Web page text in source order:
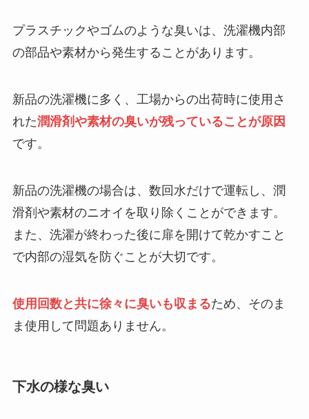
プラスチックやゴムのような臭いは、洗濯機内部
の部品や素材から発生することがあります。
新品の洗濯機に多く、工場からの出荷時に使用さ
れた潤滑剤や素材の臭いが残っていることが原因
です。
新品の洗濯機の場合は、数回水だけで運転し、潤
滑剤や素材のニオイを取り除くことができます。
また、洗濯が終わった後に扉を開けて乾かすこと
で内部の湿気を防ぐことが大切です。
使用回数と共に徐々に臭いも収まるため、そのま
ま使用して問題ありません。
下水の様な臭い